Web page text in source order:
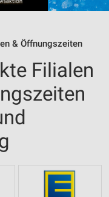
& Öffnungszeiten
Filialen